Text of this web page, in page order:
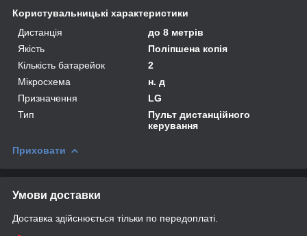
Користувальницькі характеристики
Дистанція
до 8 метрів
Якість
Поліпшена копія
Кількість батарейок
2
Мікросхема
н. д
Призначення
LG
Тип
Пульт дистанційного
керування
Приховати
Умови доставки
Доставка здійснюється тільки по передоплаті.